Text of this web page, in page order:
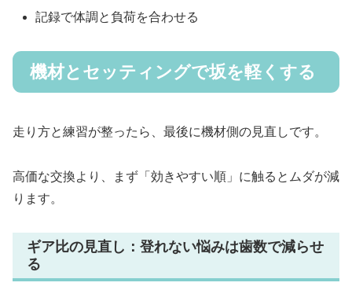
記録で体調と負荷を合わせる
機材とセッティングで坂を軽くする
走り方と練習が整ったら、最後に機材側の見直しです。
高価な交換より、まず「効きやすい順」に触るとムダが減
ります。
ギア比の見直し：登れない悩みは歯数で減らせ
る